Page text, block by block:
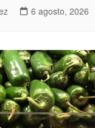
6 agosto, 2026